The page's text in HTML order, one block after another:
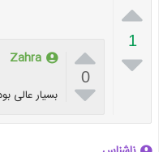

1


0

Zahra
بسیار عالی